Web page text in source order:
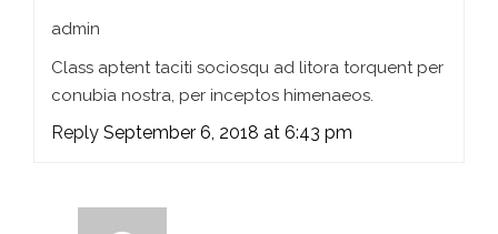
admin
Class aptent taciti sociosqu ad litora torquent per
conubia nostra, per inceptos himenaeos.
Reply September 6, 2018 at 6:43 pm